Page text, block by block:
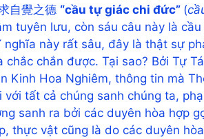
自覺之德 “cầu tự giác chi đức” (
tuyên lưu, còn sáu câu này là
này rất sâu, đây là thật sự
chắc chắn được. Tại sao? Bởi Tự
Kinh Hoa Nghiêm, thông tin mà
tất cả chúng sanh chúng ta,
sanh ra bởi các duyên hòa hợp
thực vật cũng là do các duyên